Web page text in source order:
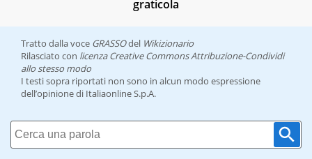
graticola
Tratto dalla voce GRASSOdel Wikizionario
Rilasciato con licenza Creative Commons Attribuzione-Condividi
allo stesso modo
I testi sopra riportati non sono in alcun modo espressione
dell’opinione di Italiaonline S.p.A.